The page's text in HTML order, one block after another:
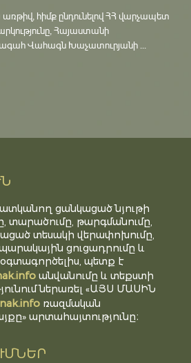
հիմք ընդունելով ՀՀ վարչապետ
Հայաստանի
Վահագն Խաչատուրյանի ...
ցանկացած նյութի
տարածումը, թարգմանումը,
տեսակի վերափոխումը,
ցուցադրումը և
պետք է
անվանումը և տեքստի
ներառել «ԱՅՍ ՄԱՍԻՆ
ռազմական
արտահայտությունը։